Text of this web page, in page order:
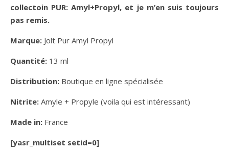
collectoin PUR: Amyl+Propyl, et je m’en suis toujours
pas remis.
Marque: Jolt Pur Amyl Propyl
Quantité: 13 ml
Distribution: Boutique en ligne spécialisée
Nitrite: Amyle + Propyle (voila qui est intéressant)
Made in: France
[yasr_multiset setid=0]